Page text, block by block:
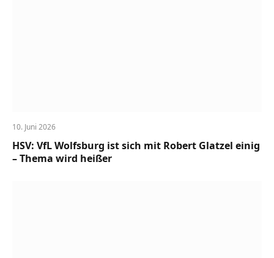
10. Juni 2026
HSV: VfL Wolfsburg ist sich mit Robert Glatzel einig
– Thema wird heißer